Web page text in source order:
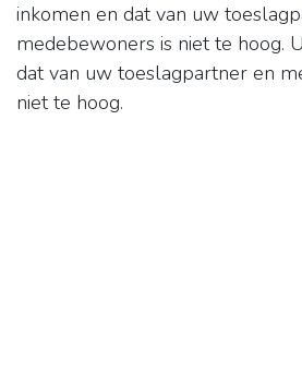
inkomen en dat van uw
medebewoners is niet te hoog.
dat van uw toeslagpartner en
niet te hoog.